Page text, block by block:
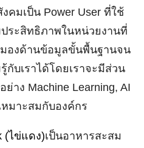
คมเป็น Power User ที่ใช้
ระสิทธิภาพในหน่วยงานที่
องด้านข้อมูลขั้นพื้นฐานจน
บเราได้โดยเราจะมีส่วน
าง Machine Learning, AI
มาะสมกับองค์กร
(ไข่แดง)เป็นอาหารสะสม